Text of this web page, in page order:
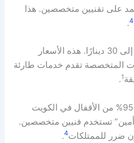
على تقنيين متخصصين. هذا
4
.
أسعار فتح الأقفال تتراوح بين 15 إلى 30 دينارًا. هذه الأسعار
المتخصصة تقدم خدمات طارئة
1
.
باستخدام تقنيات حديثة، يتم فتح 95% من الأقفال في الكويت
تستخدم فنيين متخصصين.
ضرر للممتلكات4
.